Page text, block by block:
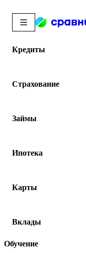
Кредиты
Страхование
Займы
Ипотека
Карты
Вклады
Обучение